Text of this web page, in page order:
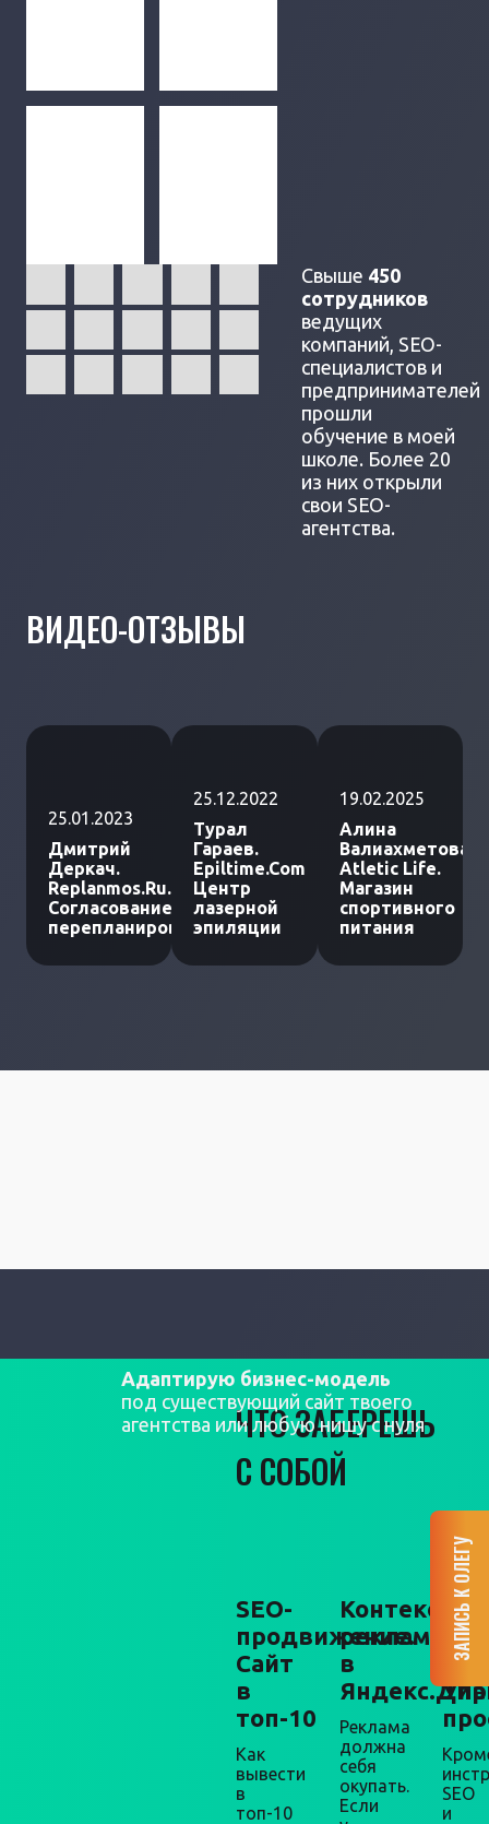
Свыше 450
сотрудников
ведущих
компаний, SEO-
специалистов и
предпринимателей
прошли
обучение в моей
школе. Более 20
из них открыли
свои SEO-
агентства.
ВИДЕО-ОТЗЫВЫ
25.01.2023
Дмитрий
Деркач.
Replanmos.Ru.
Согласование
перепланировки
25.12.2022
Турал
Гараев.
Epiltime.Com
Центр
лазерной
эпиляции
19.02.2025
Алина
Валиахметова.
Atletic Life.
Магазин
спортивного
питания
ЧТО ЗАБЕРЕШЬ
С СОБОЙ
SEO-
продвижение.
Сайт
в
топ-10
Как
вывести
в
топ-10
реклама
в
Реклама
должна
себя
окупать.
Если
+
SEO
и
Адаптирую бизнес-модель
под существующий сайт твоего
агентства или любую нишу с нуля
ЗАПИСЬ К ОЛЕГУ